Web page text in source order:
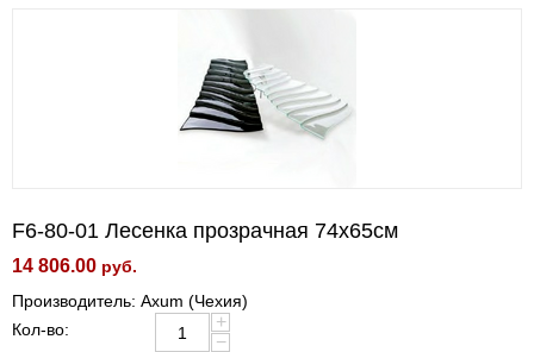
F6-80-01 Лесенка прозрачная 74x65см
14 806.00 руб.
Производитель: Axum (Чехия)
Кол-во:
+
−